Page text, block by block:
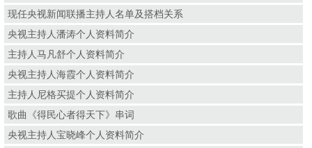
现任央视新闻联播主持人名单及搭档关系
央视主持人潘涛个人资料简介
主持人马凡舒个人资料简介
央视主持人海霞个人资料简介
主持人尼格买提个人资料简介
歌曲《得民心者得天下》串词
央视主持人宝晓峰个人资料简介